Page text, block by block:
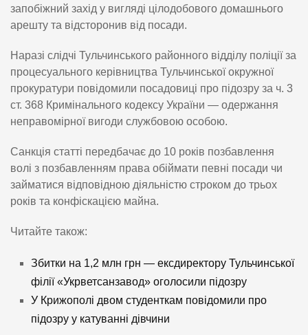
запобіжний захід у вигляді цілодобового домашнього
арешту та відсторонив від посади.
Наразі слідчі Тульчинського районного відділу поліції за
процесуального керівництва Тульчинської окружної
прокуратури повідомили посадовиці про підозру за ч. 3
ст. 368 Кримінального кодексу України — одержання
неправомірної вигоди службовою особою.
Санкція статті передбачає до 10 років позбавлення
волі з позбавленням права обіймати певні посади чи
займатися відповідною діяльністю строком до трьох
років та конфіскацією майна.
Читайте також:
Збитки на 1,2 млн грн — ексдиректору Тульчинської
філії «Укрветсанзавод» оголосили підозру
У Крижополі двом студенткам повідомили про
підозру у катуванні дівчини